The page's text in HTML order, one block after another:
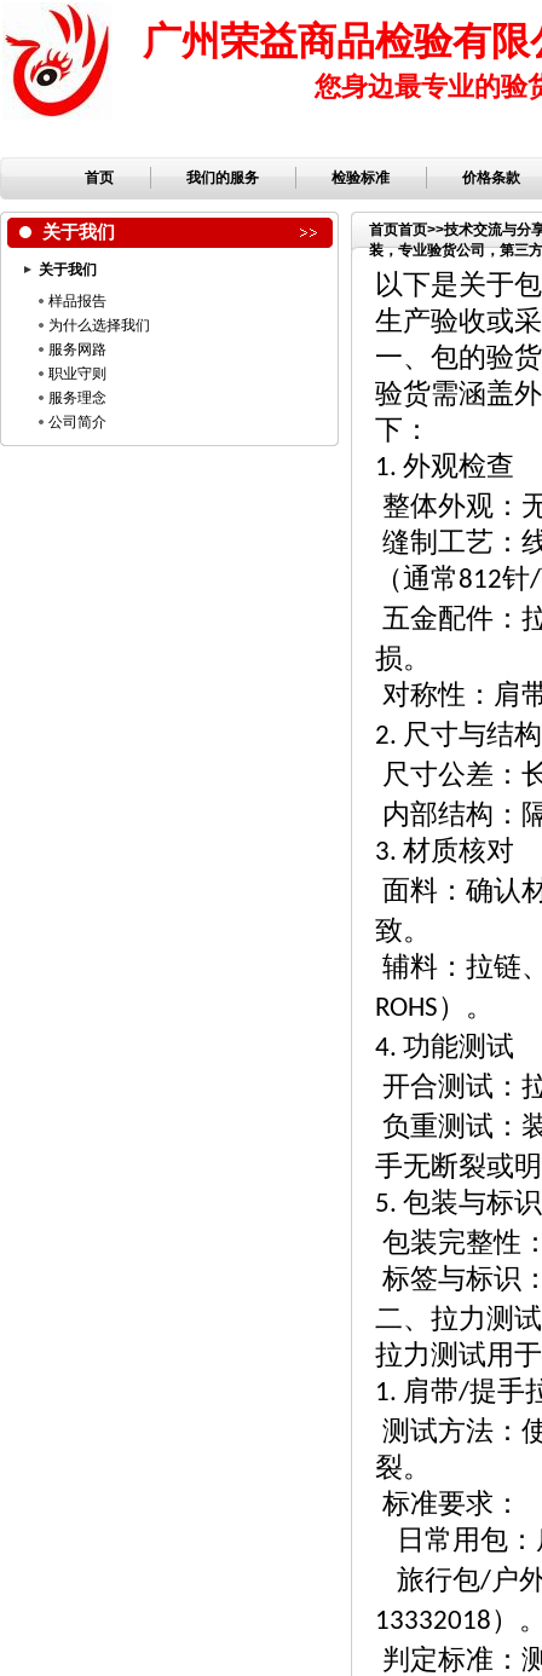
广州荣益商品检验有限
您身边最专业的验
首页 我们的服务 检验标准 价格条款
关于我们
关于我们
样品报告
为什么选择我们
服务网路
职业守则
服务理念
公司简介
首页首页>>技术交流与分
装，专业验货公司，第三
司，服装检品，鞋子检品
以下是关于
生产验收或
一、包的验
验货需涵盖
下：
1. 外观检查
整体外观：
缝制工艺：
（通常812针/
五金配件：
损。
对称性：肩
2. 尺寸与结构
尺寸公差：
内部结构：
3. 材质核对
面料：确认
致。
辅料：拉链
ROHS）。
4. 功能测试
开合测试：
负重测试：
手无断裂或
5. 包装与标识
包装完整性
标签与标识
二、拉力测
拉力测试用
1. 肩带/提手
测试方法：
裂。
标准要求：
日常用包
旅行包/ 户
13332018）
判定标准：